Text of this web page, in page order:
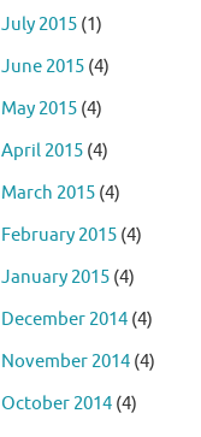
July 2015 (1)
June 2015 (4)
May 2015 (4)
April 2015 (4)
March 2015 (4)
February 2015 (4)
January 2015 (4)
December 2014 (4)
November 2014 (4)
October 2014 (4)